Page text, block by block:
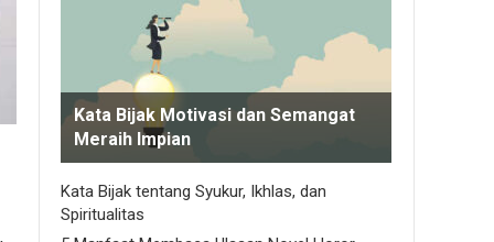
Kata Bijak Motivasi dan Semangat
Meraih Impian
Kata Bijak tentang Syukur, Ikhlas, dan
Spiritualitas